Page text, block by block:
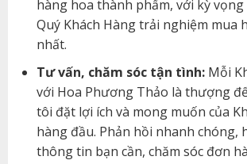
hàng hoa thành phẩm, với kỳ
Quý Khách Hàng trải nghiệm mua
nhất.
Tư vấn, chăm sóc tận tình:Mỗi
với Hoa Phương Thảo là thượng
tôi đặt lợi ích và mong muốn của
hàng đầu. Phản hồi nhanh chóng,
thông tin bạn cần, chăm sóc đơn